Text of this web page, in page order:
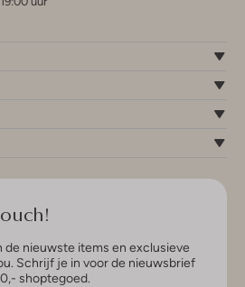
de nieuwste items en exclusieve
Schrijf je in voor de nieuwsbrief
shoptegoed.